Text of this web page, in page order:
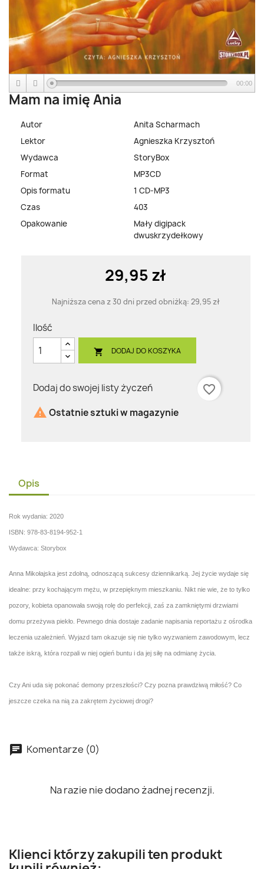
00:00
Mam na imię Ania
Autor
Anita Scharmach
Lektor
Agnieszka Krzysztoń
Wydawca
StoryBox
Format
MP3CD
Opis formatu
1 CD-MP3
Czas
403
Opakowanie
Mały digipack
dwuskrzydełkowy
29,95 zł
Najniższa cena z 30 dni przed obniżką: 29,95 zł
Ilość
 DODAJ DO KOSZYKA
Dodaj do swojej listy życzeń
favorite_border
 Ostatnie sztuki w magazynie
Opis
Rok wydania: 2020
ISBN: 978-83-8194-952-1
Wydawca: Storybox
Anna Mikołajska jest zdolną, odnoszącą sukcesy dziennikarką. Jej życie wydaje się
idealne: przy kochającym mężu, w przepięknym mieszkaniu. Nikt nie wie, że to tylko
pozory, kobieta opanowała swoją rolę do perfekcji, zaś za zamkniętymi drzwiami
domu przeżywa piekło. Pewnego dnia dostaje zadanie napisania reportażu z ośrodka
leczenia uzależnień. Wyjazd tam okazuje się nie tylko wyzwaniem zawodowym, lecz
także iskrą, która rozpali w niej ogień buntu i da jej siłę na odmianę życia.
Czy Ani uda się pokonać demony przeszłości? Czy pozna prawdziwą miłość? Co
jeszcze czeka na nią za zakrętem życiowej drogi?
Komentarze (0)
Na razie nie dodano żadnej recenzji.
Klienci którzy zakupili ten produkt